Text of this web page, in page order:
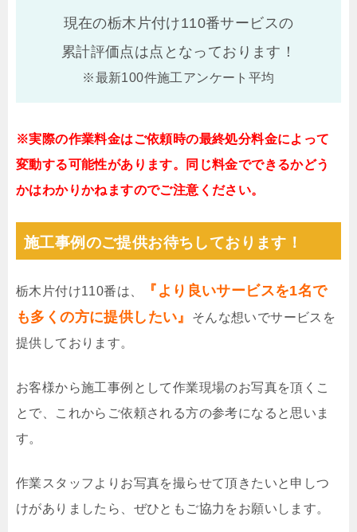
現在の栃木片付け110番サービスの
累計評価点は点となっております！
※最新100件施工アンケート平均
※実際の作業料金はご依頼時の最終処分料金によって
変動する可能性があります。同じ料金でできるかどう
かはわかりかねますのでご注意ください。
施工事例のご提供お待ちしております！
栃木片付け110番は、
『より良いサービスを1名で
も多くの方に提供したい』
そんな想いでサービスを
提供しております。
お客様から施工事例として作業現場のお写真を頂くこ
とで、これからご依頼される方の参考になると思いま
す。
作業スタッフよりお写真を撮らせて頂きたいと申しつ
けがありましたら、ぜひともご協力をお願いします。